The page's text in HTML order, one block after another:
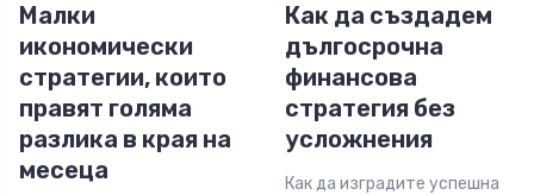
Малки
икономически
стратегии, които
правят голяма
разлика в края на
месеца
Как да създадем
дългосрочна
финансова
стратегия без
усложнения
Как да изградите успешна